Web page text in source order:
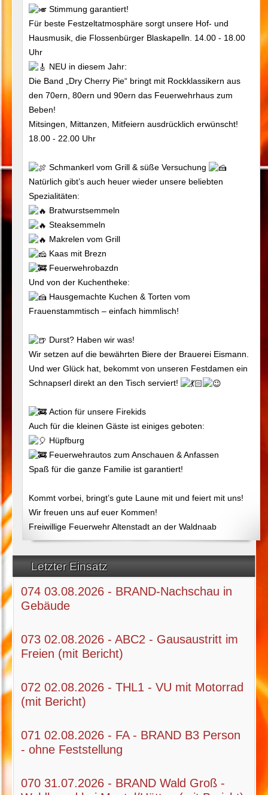
Letzter Einsatz
074 03.08.2026 - BRAND-Nachschau in
Gebäude
073 02.08.2026 - ABC2 - Gausaustritt im
Freien (mit Bericht)
072 02.08.2026 - THL1 - VU mit Motorrad
(mit Bericht)
071 02.08.2026 - FA - BRAND B3 Person
- ohne Feststellung
070 31.07.2026 - BRAND Wald Groß -
Stimmung garantiert!
Für beste Festzeltatmosphäre sorgt unsere Hof- und
Hausmusik, die Flossenbürger Blaskapelln. 14.00 - 18.00
Uhr
NEU in diesem Jahr:
Die Band „Dry Cherry Pie“ bringt mit Rockklassikern aus
den 70ern, 80ern und 90ern das Feuerwehrhaus zum
Beben!
Mitsingen, Mittanzen, Mitfeiern ausdrücklich erwünscht!
18.00 - 22.00 Uhr
Schmankerl vom Grill & süße Versuchung
Natürlich gibt’s auch heuer wieder unsere beliebten
Spezialitäten:
Bratwurstsemmeln
Steaksemmeln
Makrelen vom Grill
Kaas mit Brezn
Feuerwehrobazdn
Und von der Kuchentheke:
Hausgemachte Kuchen & Torten vom
Frauenstammtisch – einfach himmlisch!
Durst? Haben wir was!
Wir setzen auf die bewährten Biere der Brauerei Eismann.
Und wer Glück hat, bekommt von unseren Festdamen ein
Schnapserl direkt an den Tisch serviert!
Action für unsere Firekids
Auch für die kleinen Gäste ist einiges geboten:
Hüpfburg
Feuerwehrautos zum Anschauen & Anfassen
Spaß für die ganze Familie ist garantiert!
Kommt vorbei, bringt’s gute Laune mit und feiert mit uns!
Wir freuen uns auf euer Kommen!
Freiwillige Feuerwehr Altenstadt an der Waldnaab